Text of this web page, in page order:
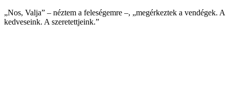
„Nos, Valja” – néztem a feleségemre –, „megérkeztek a vendégek. A
kedveseink. A szeretettjeink.”